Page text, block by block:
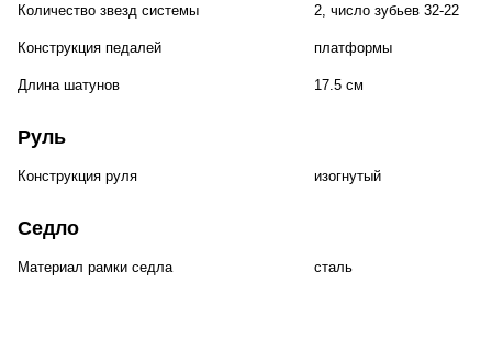
Количество звезд системы 2, число зубьев 32-22
Конструкция педалей платформы
Длина шатунов 17.5 см
Руль
Конструкция руля изогнутый
Седло
Материал рамки седла сталь